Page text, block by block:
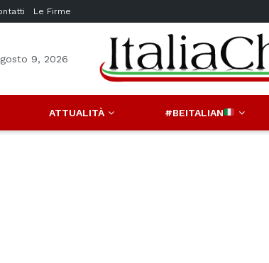
Le Firme
9, 2026
ATTUALITÀ #BEITALIAN